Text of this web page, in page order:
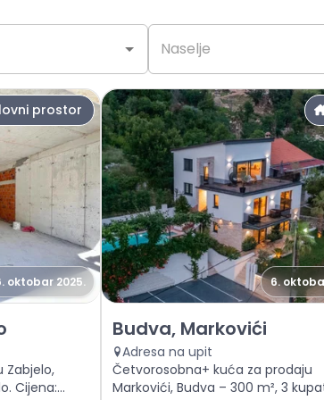
Naselje
prostor
oktobar 2025.
Podgorica, Zabjelo
Zabjelo,
Cijena:
6.
Prodaja - Kuća Budva, Markovići
Budva, Markovići
Adresa na upit
Četvorosobna+ kuća za prodaju
Markovići, Budva – 300 m², 3